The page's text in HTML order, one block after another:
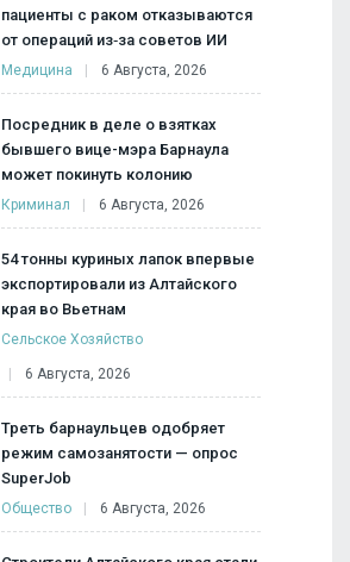
пациенты с раком отказываются
от операций из‑за советов ИИ
Медицина 6 Августа, 2026
Посредник в деле о взятках
бывшего вице-мэра Барнаула
может покинуть колонию
Криминал 6 Августа, 2026
54 тонны куриных лапок впервые
экспортировали из Алтайского
края во Вьетнам
Сельское Хозяйство
6 Августа, 2026
Треть барнаульцев одобряет
режим самозанятости — опрос
SuperJob
Общество 6 Августа, 2026